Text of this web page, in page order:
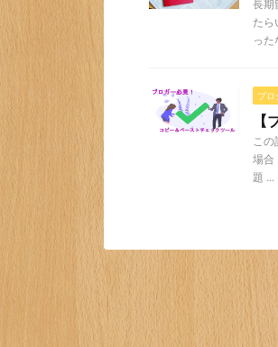
長期
たら
った
ブロ
こ
場合
題 ...